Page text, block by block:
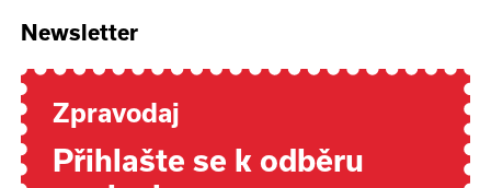
Newsletter
Zpravodaj
Přihlašte se k odběru